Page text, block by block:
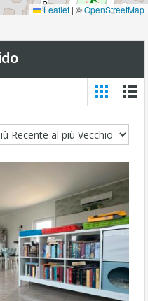
Leaflet | ©OpenStreetMap